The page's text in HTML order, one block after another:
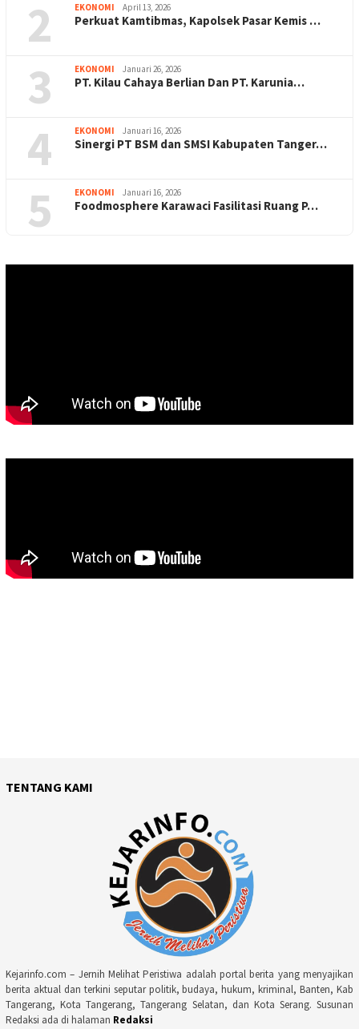
2 EKONOMI April 13, 2026
Perkuat Kamtibmas, Kapolsek Pasar Kemis …
3 EKONOMI Januari 26, 2026
PT. Kilau Cahaya Berlian Dan PT. Karunia…
4 EKONOMI Januari 16, 2026
Sinergi PT BSM dan SMSI Kabupaten Tanger…
5 EKONOMI Januari 16, 2026
Foodmosphere Karawaci Fasilitasi Ruang P…
TENTANG KAMI
Kejarinfo.com – Jernih Melihat Peristiwa adalah portal berita yang menyajikan
berita aktual dan terkini seputar politik, budaya, hukum, kriminal, Banten, Kab
Tangerang, Kota Tangerang, Tangerang Selatan, dan Kota Serang. Susunan
Redaksi ada di halaman Redaksi